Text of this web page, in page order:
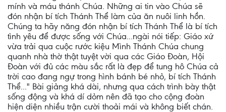
mính và máu thánh Chúa. Những ai tin vào Chúa sẽ
đón nhận bí tích Thánh Thể làm của ăn nuôi linh hồn.
Chúng ta hãy năng đón nhận bí tích Thánh Thể là bí tích
tình yêu để được sống với Chúa...ngài nói tiếp: Giáo xứ
vừa trải qua cuộc rước kiệu Mình Thánh Chúa chung
quanh nhà thờ thật tuyệt vời qua các Giáo Đoàn, Hội
Đoàn với đủ các màu sắc rất là đẹp để tung hô Chúa cả
trời cao đang ngự trong hình bánh bé nhỏ, bí tích Thánh
Thể..." Bài giảng khá dài, nhưng qua cách trình bày thật
sống động và khá dí dỏm nên đã tạo cho cộng đoàn
hiện diện nhiều trận cười thoải mái và không biết chán.